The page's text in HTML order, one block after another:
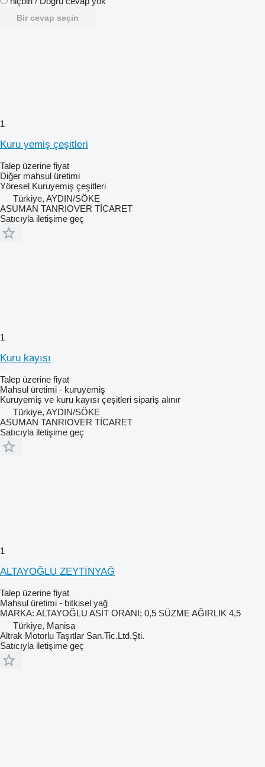
Bir cevap seçin
1
Kuru yemiş çeşitleri
Talep üzerine fiyat
Diğer mahsul üretimi
Yöresel Kuruyemiş çeşitleri
Türkiye, AYDIN/SÖKE
ASUMAN TANRIOVER TİCARET
Satıcıyla iletişime geç
1
Kuru kayısı
Talep üzerine fiyat
Mahsul üretimi - kuruyemiş
Kuruyemiş ve kuru kayısı çeşitleri sipariş alınır
Türkiye, AYDIN/SÖKE
ASUMAN TANRIOVER TİCARET
Satıcıyla iletişime geç
1
ALTAYOĞLU ZEYTİNYAĞ
Talep üzerine fiyat
Mahsul üretimi - bitkisel yağ
MARKA: ALTAYOĞLU ASİT ORANI; 0,5 SÜZME AĞIRLIK 4,5
Türkiye, Manisa
Altrak Motorlu Taşıtlar San.Tic.Ltd.Şti.
Satıcıyla iletişime geç